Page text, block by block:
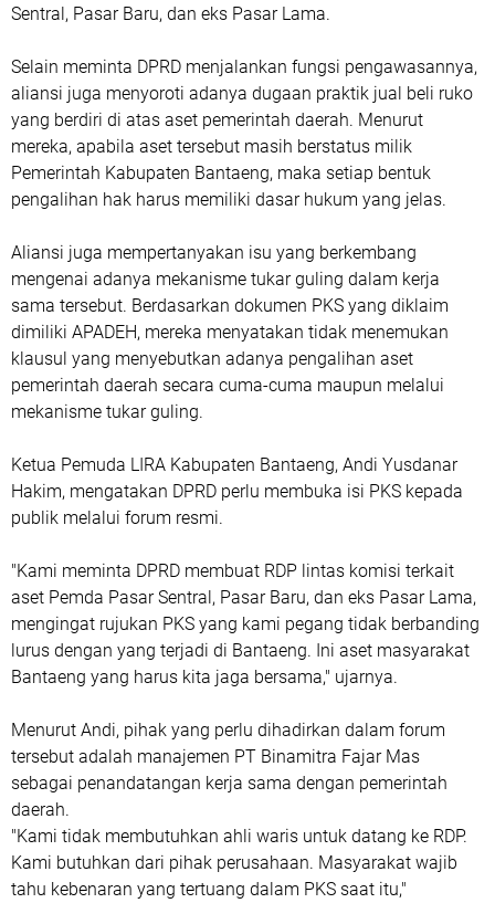
Sentral, Pasar Baru, dan eks Pasar Lama.
Selain meminta DPRD menjalankan fungsi pengawasannya,
aliansi juga menyoroti adanya dugaan praktik jual beli ruko
yang berdiri di atas aset pemerintah daerah. Menurut
mereka, apabila aset tersebut masih berstatus milik
Pemerintah Kabupaten Bantaeng, maka setiap bentuk
pengalihan hak harus memiliki dasar hukum yang jelas.
Aliansi juga mempertanyakan isu yang berkembang
mengenai adanya mekanisme tukar guling dalam kerja
sama tersebut. Berdasarkan dokumen PKS yang diklaim
dimiliki APADEH, mereka menyatakan tidak menemukan
klausul yang menyebutkan adanya pengalihan aset
pemerintah daerah secara cuma-cuma maupun melalui
mekanisme tukar guling.
Ketua Pemuda LIRA Kabupaten Bantaeng, Andi Yusdanar
Hakim, mengatakan DPRD perlu membuka isi PKS kepada
publik melalui forum resmi.
"Kami meminta DPRD membuat RDP lintas komisi terkait
aset Pemda Pasar Sentral, Pasar Baru, dan eks Pasar Lama,
mengingat rujukan PKS yang kami pegang tidak berbanding
lurus dengan yang terjadi di Bantaeng. Ini aset masyarakat
Bantaeng yang harus kita jaga bersama," ujarnya.
Menurut Andi, pihak yang perlu dihadirkan dalam forum
tersebut adalah manajemen PT Binamitra Fajar Mas
sebagai penandatangan kerja sama dengan pemerintah
daerah.
"Kami tidak membutuhkan ahli waris untuk datang ke RDP.
Kami butuhkan dari pihak perusahaan. Masyarakat wajib
tahu kebenaran yang tertuang dalam PKS saat itu,"